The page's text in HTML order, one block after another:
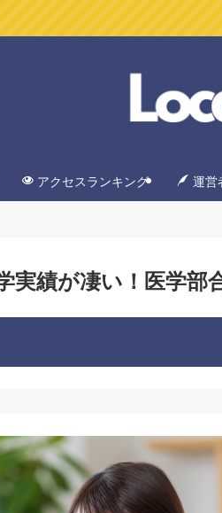
アクセスランキング 運営
実績が凄い！医学部